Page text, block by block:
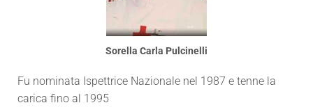
Sorella Carla Pulcinelli
Fu nominata Ispettrice Nazionale nel 1987 e tenne la
carica fino al 1995